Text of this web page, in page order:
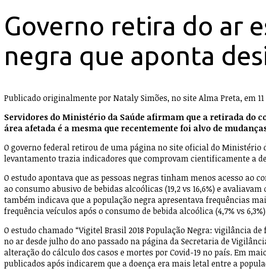
Governo retira do ar
negra que aponta
Publicado originalmente por Nataly Simões, no site Alma Preta, em
Servidores do Ministério da Saúde afirmam que a retirada do
área afetada é a mesma que recentemente foi alvo de
O governo federal retirou de uma página no site oficial do Ministério
levantamento trazia indicadores que comprovam cientificamente a
O estudo apontava que as pessoas negras tinham menos acesso ao
ao consumo abusivo de bebidas alcoólicas (19,2 vs 16,6%) e
também indicava que a população negra apresentava frequências
frequência veículos após o consumo de bebida alcoólica (4,7% vs
O estudo chamado “Vigitel Brasil 2018 População Negra: vigilância
no ar desde julho do ano passado na página da Secretaria de
alteração do cálculo dos casos e mortes por Covid-19 no país. Em
publicados após indicarem que a doença era mais letal entre a